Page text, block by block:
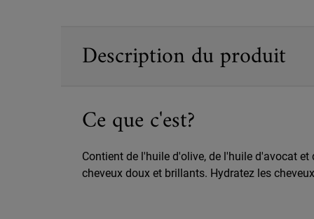
Description du produit
Ce que c'est?
Contient de l'huile d'olive, de l'huile d'avocat
cheveux doux et brillants. Hydratez les